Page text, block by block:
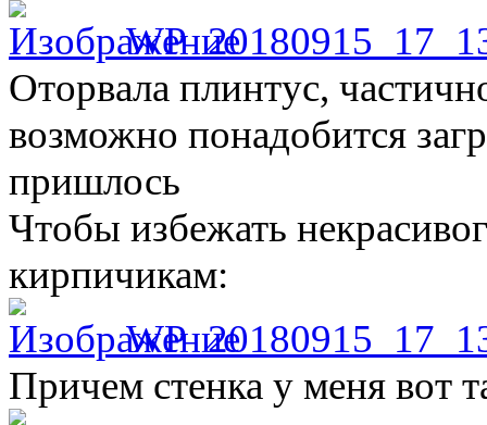
Оторвала плинтус,
возможно понадобится
пришлось
Чтобы избежать
кирпичикам:
Причем стенка у меня вот